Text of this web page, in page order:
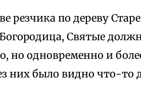
резчика по дереву
Святые
но одновременно и
них было видно что-то